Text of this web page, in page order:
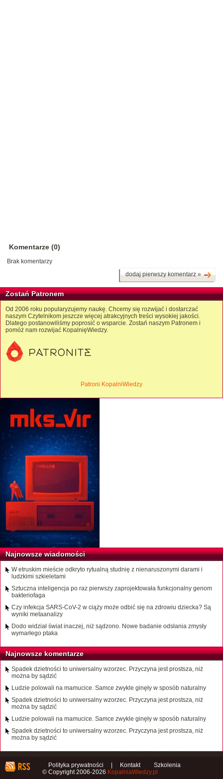
Komentarze (0)
Brak komentarzy
dodaj pierwszy komentarz »
Zostań Patronem
Od 2006 roku popularyzujemy naukę. Chcemy się rozwijać i dostarczać
naszym Czytelnikom jeszcze więcej atrakcyjnych treści wysokiej jakości.
Dlatego postanowiliśmy poprosić o wsparcie. Zostań naszym Patronem i
pomóż nam rozwijać KopalnięWiedzy.
Patroni KopalniWiedzy
Najnowsze wiadomości
W etruskim mieście odkryto rytualną studnię z nienaruszonymi darami i
ludzkimi szkieletami
Sztuczna inteligencja po raz pierwszy zaprojektowała funkcjonalny genom
bakteriofaga
Czy infekcja SARS-CoV-2 w ciąży może odbić się na zdrowiu dziecka? Są
wyniki metaanalizy
Dodo widział świat inaczej, niż sądzono. Nowe badanie odsłania zmysły
wymarłego ptaka
Najnowsze komentarze
Spadek dzietności to uniwersalny wzorzec. Przyczyna jest prostsza, niż
można by sądzić
Ludzie polowali na mamucice. Samce zwykle ginęły w sposób naturalny
Spadek dzietności to uniwersalny wzorzec. Przyczyna jest prostsza, niż
można by sądzić
Ludzie polowali na mamucice. Samce zwykle ginęły w sposób naturalny
Spadek dzietności to uniwersalny wzorzec. Przyczyna jest prostsza, niż
można by sądzić
Polityka prywatności Kontakt
Szkolenia
© Copyright 2006-2026 KopalniaWiedzy.pl